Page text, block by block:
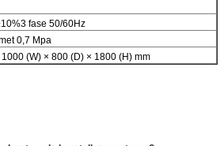
fase 50/60Hz
0,7 Mpa
(W) × 800 (D) × 1800 (H) mm